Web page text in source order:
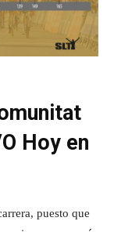
Hoy en
puesto que